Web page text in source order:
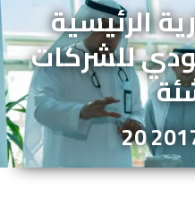
الرئيسية
للشركات